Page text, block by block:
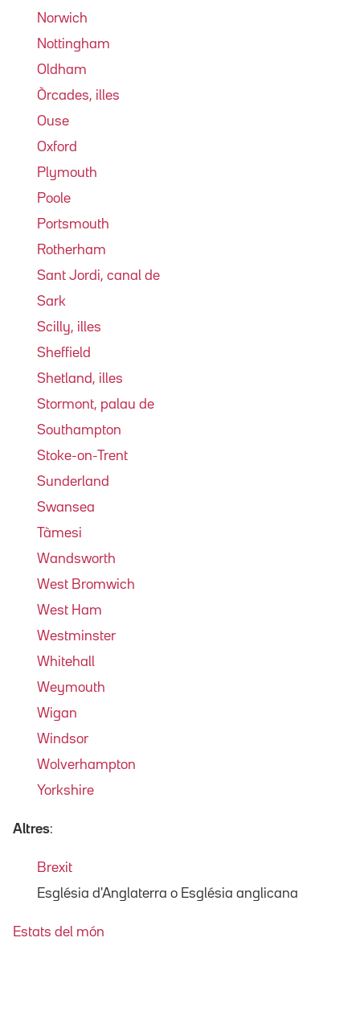
Norwich
Nottingham
Oldham
Òrcades, illes
Ouse
Oxford
Plymouth
Poole
Portsmouth
Rotherham
Sant Jordi, canal de
Sark
Scilly, illes
Sheffield
Shetland, illes
Stormont, palau de
Southampton
Stoke-on-Trent
Sunderland
Swansea
Tàmesi
Wandsworth
West Bromwich
West Ham
Westminster
Whitehall
Weymouth
Wigan
Windsor
Wolverhampton
Yorkshire
Altres:
Brexit
Església d'Anglaterra o Església anglicana
Estats del món